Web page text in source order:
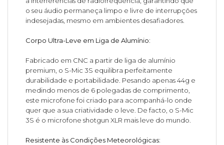
o seu áudio permaneça limpo e livre de interrupções
indesejadas, mesmo em ambientes desafiadores.
Corpo Ultra-Leve em Liga de Alumínio:
Fabricado em CNC a partir de liga de alumínio
premium, o S-Mic 3S equilibra perfeitamente
durabilidade e portabilidade. Pesando apenas 44g e
medindo menos de 6 polegadas de comprimento,
este microfone foi criado para acompanhá-lo onde
quer que a sua criatividade o leve. De facto, o S-Mic
3S é o microfone shotgun XLR mais leve do mundo.
Resistente às Condições Meteorológicas: